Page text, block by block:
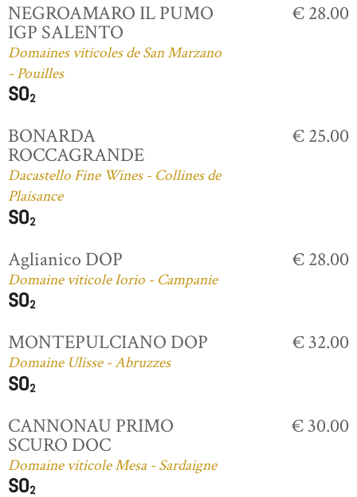
NEGROAMARO IL PUMO
IGP SALENTO
Domaines viticoles de San Marzano
- Pouilles
€ 28.00
BONARDA
ROCCAGRANDE
Dacastello Fine Wines - Collines de
Plaisance
€ 25.00
Aglianico DOP
Domaine viticole Iorio - Campanie
€ 28.00
MONTEPULCIANO DOP
Domaine Ulisse - Abruzzes
€ 32.00
CANNONAU PRIMO
SCURO DOC
Domaine viticole Mesa - Sardaigne
€ 30.00